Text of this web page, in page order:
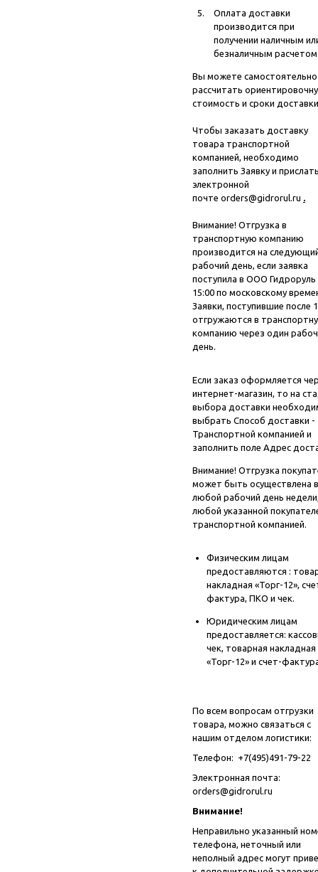
Оплата доставки
производится при
получении наличным
безналичным
Вы можете самостоятельно
рассчитать
стоимость и сроки
Чтобы заказать доставку
товара транспортной
компанией, необходимо
заполнить Заявку и
электронной
почте orders@gidrorul.ru
Внимание! Отгрузка в
транспортную компанию
производится на
рабочий день, если заявка
поступила в ООО
15:00 по московскому
Заявки, поступившие после
отгружаются в
компанию через один
день.
Если заказ оформляется
интернет-магазин, то на
выбора доставки
выбрать Способ доставки -
Транспортной компанией и
заполнить поле Адрес
Внимание! Отгрузка
может быть осуществлена в
любой рабочий день
любой указанной
транспортной компанией.
Физическим лицам
предоставляются :
накладная «Торг-12»,
фактура, ПКО и чек.
Юридическим лицам
предоставляется:
чек, товарная накладная
«Торг-12» и счет-
По всем вопросам отгрузки
товара, можно связаться с
нашим отделом логистики:
Телефон: +7(495)491-79-22
Электронная почта:
orders@gidrorul.ru
Внимание!
Неправильно указанный
телефона, неточный или
неполный адрес могут